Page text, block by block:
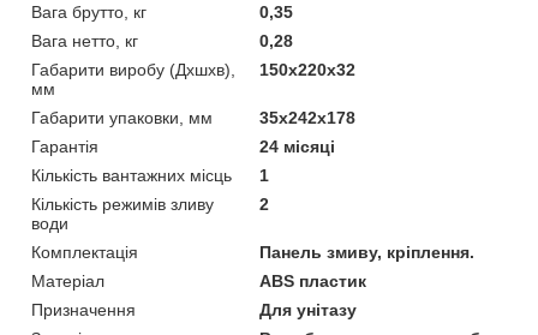
Вага брутто, кг
0,35
Вага нетто, кг
0,28
Габарити виробу (Дхшхв),
мм
150х220х32
Габарити упаковки, мм
35х242х178
Гарантія
24 місяці
Кількість вантажних місць
1
Кількість режимів зливу
води
2
Комплектація
Панель змиву, кріплення.
Матеріал
ABS пластик
Призначення
Для унітазу